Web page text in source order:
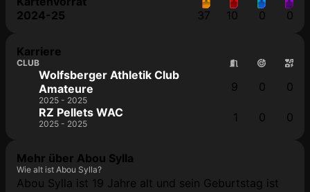
2024-25
37 10 0 0
Karriere
CLUB
Wolfsberger Athletik Club
Amateure
2025 - 2025
9 0
0
RZ Pellets WAC
2025 - 2025 1 0 0
Mehr über Abou Sylla
Wie alt ist Abou Sylla?
Abou Sylla ist 19 Jahre alt und sein Geburtstag ist